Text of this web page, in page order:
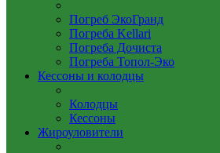
Погреб ЭкоГранд
Погреба Kellari
Погреба Дочиста
Погреба Топол-Эко
Кессоны и колодцы
Колодцы
Кессоны
Жироуловители